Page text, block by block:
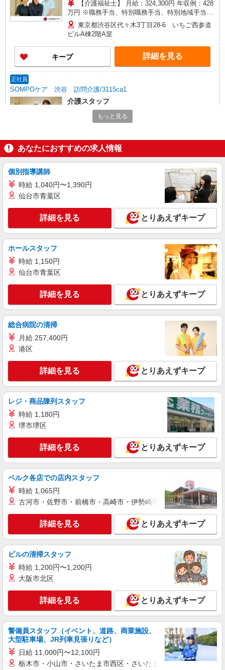
【介護福祉士】 月給：324,300円 年収例：428
万円 ※職務手当、特別職務手当、特別地域手当、
（東京都）居住支援特別手当、働きがい向上手
当、深夜勤手当（月平均5回分）、日祝手当（月平
均2回分）、在宅手当（月平均15回分）等、毎月平
均的に支払われる手当を含みます。 ※居住支援特
別手当は勤続5年目までの方はさらに1万円支給
（再入社は除く） ◎賞与：基本給2.08ヶ月分/年支
東京都渋谷区代々木3丁目28-6 いちご西参道
ビルA棟2階A室
キープ 詳細を見る
正社員
SOMPOケア 渋谷 訪問介護/3115ca1
介護スタッフ
【介護福祉士】 月給：289,300円 年収例：390
手当、日祝手当（月平均2回分）等、毎月平均的に
支払われる手当を含みます。 ※居住支援特別手当
は勤続5年目までの方はさらに1万円支給（再入社
業時は別途時間外手当支給（超過1分〜）
ビルA棟2階A室
詳細を見る
正社員
アスケア訪問入浴 渋谷
訪問入浴の介護職員（運転あり）
【月給】 285,000円〜 【別途支給】 ・交通費
支給（30,000円上限/月） ・家族手当（子供1名に
20,000円UP） ・昇給（評価に応じて毎年4月に実
施） ・賞与（夏・冬の年2回） ・残業代全額支給
（参考値） 一般職（平均勤続年数5年）390万円
事業所長（平均勤続年数10年 2〜3年で所長にな
る人もいます！）500万円 ブロック長（平均勤続
年数13年）650万円 エリア長（平均勤続年数17
年）720万円
アスケア訪問入浴 渋谷 東京都渋谷区代々木
キープ 詳細を見る
パート 派遣社員
日研トータルソーシング株式会社 メディカルケア事業部/新宿オフィ
給1,550円〜 ◆初任者研修・未経験：時給1,550
円〜 ◆初任者研修・経験者：時給1,600円〜 ◆介
護福祉士・経験者：時給1,650円〜 ※経験者は3ヶ
月以上 ※給与幅は経験・能力による ★週払い
OK（規定あり）
東京都渋谷区 【最寄駅】原宿駅 ★勤務地は
3000ヶ所以上★ 自宅から通いやすいエリアなど、
お好きな勤務地をお選び下さい！！
キープ 詳細を見る
派遣社員
（株）ウィルオブ・ワークCW 新宿支店/ms130101
時給1600円 ◆前払い・日払い・週払いOK
キープ 詳細を見る
株式会社トラストグロース 新宿本社 第2営業部
有料老人ホームでの夜専介護士
1夜勤：29000円〜32000円 ※資格・経験によ
り異なる
東京都渋谷区
キープ 詳細を見る
派遣社員
株式会社トラストグロース 新宿本社 第2営業部
デイサービスでの介護士
時給：1500円〜 （資格・経験などにより異な
る）
もっと見る
あなたにおすすめの求人情報
個別指導講師
時給 1,040円〜1,390円
仙台市青葉区
詳細を見る とりあえずキープ
ホールスタッフ
時給 1,150円
仙台市青葉区
詳細を見る とりあえずキープ
総合病院の清掃
月給 257,400円
港区
詳細を見る とりあえずキープ
レジ・商品陳列スタッフ
時給 1,180円
堺市堺区
詳細を見る とりあえずキープ
ベルク各店での店内スタッフ
時給 1,065円
古河市・佐野市・前橋市・高崎市・伊勢崎市・太田市・館林市
詳細を見る とりあえずキープ
ビルの清掃スタッフ
時給 1,200円〜1,200円
大阪市北区
詳細を見る とりあえずキープ
警備員スタッフ（イベント、道路、商業施設、
大型駐車場、JR列車見張りなど）
日給 11,000円〜12,100円
栃木市・小山市・さいたま市西区・さいたま市岩槻区・久喜市・